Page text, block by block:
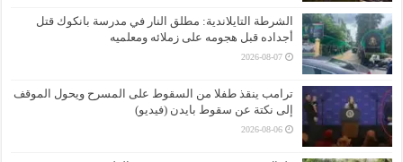
الشرطة التايلاندية: مطلق النار في مدرسة بانكوك قتل
أجداده قبل هجومه على زملائه ومعلميه
2026-08-07
ترامب ينقذ طفلا من السقوط على المسرح ويحول الموقف
إلى نكتة عن سقوط بايدن (فيديو)
2026-08-06